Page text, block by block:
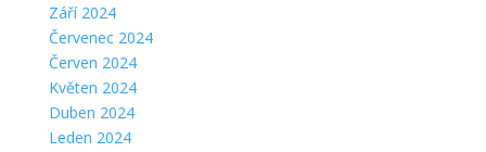
Září 2024
Červenec 2024
Červen 2024
Květen 2024
Duben 2024
Leden 2024